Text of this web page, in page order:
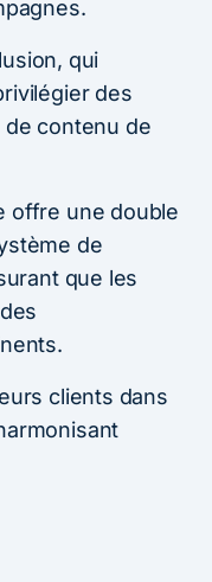
qui
des
contenu de
offre une double
de
que les
clients dans